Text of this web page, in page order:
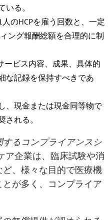
いる。
のHCPを雇う回数と、一定
ング報酬総額を合理的に制
ービス内容、成果、具体的
な記録を保持すべきであ
、現金または現金同等物で
れる。
るコンプライアンスシ
ア企業は、臨床試験や消
、様々な目的で医療機
が多く、コンプライア